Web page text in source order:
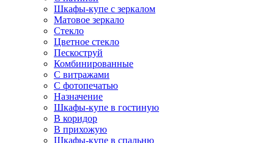
Шкафы-купе с зеркалом
Матовое зеркало
Стекло
Цветное стекло
Пескоструй
Комбинированные
С витражами
С фотопечатью
Назначение
Шкафы-купе в гостиную
В коридор
В прихожую
Шкафы-купе в спальню